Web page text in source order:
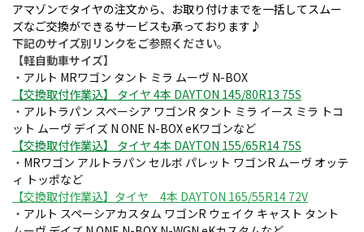
アマゾンでタイヤの注文から、お取り付けまでを一括してスムー
ズなご交換ができるサービスも承っております♪
下記のサイズ別リンクをご参照ください。
【軽自動車サイズ】
・ アルト MRワゴン タント ミラ ムーヴ N-BOX
【交換取付作業込】 タイヤ 4本 DAYTON 145/80R13 75S
・ アルトラパン スペーシア ワゴンR タント ミラ イース ミラ トコ
ット ムーヴ デイズ N ONE N-BOX eKワゴンなど
【交換取付作業込】 タイヤ 4本 DAYTON 155/65R14 75S
・ MRワゴン アルトラパン セルボ パレット ワゴンR ムーヴ オッテ
ィ トッポなど
【交換取付作業込】タイヤ 4本 DAYTON 165/55R14 72V
・ アルト スペーシアカスタム ワゴンR ウェイク キャスト タント